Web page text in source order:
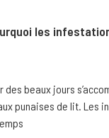
les
beaux jours
punaises de lit. Les